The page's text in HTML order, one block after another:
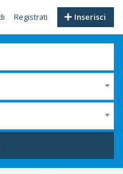
Inserisci
Registrati